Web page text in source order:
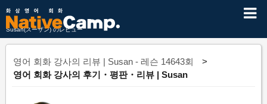
Susan(スーザン) のレビュー
영어 회화 강사의 리뷰 | Susan - 레슨 14643회
영어 회화 강사의 후기・평판・리뷰 | Susan